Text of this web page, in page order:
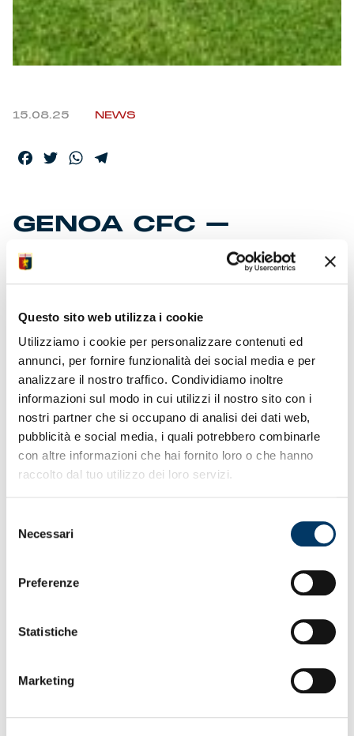
Questo sito web utilizza i cookie
Utilizziamo i cookie per personalizzare contenuti ed
annunci, per fornire funzionalità dei social media e per
analizzare il nostro traffico. Condividiamo inoltre
informazioni sul modo in cui utilizzi il nostro sito con i
nostri partner che si occupano di analisi dei dati web,
pubblicità e social media, i quali potrebbero combinarle
con altre informazioni che hai fornito loro o che hanno
raccolto dal tuo utilizzo dei loro servizi.
delNecessari
Preferenze
Statistiche
Marketing
15.08.25 NEWS
Facebook
TwitterWhatsApp
GENOA CFC –
ELENCO CONVOCATI
il Vicenza valida per i 32mi di finale Coppa Italia
Frecciarossa.